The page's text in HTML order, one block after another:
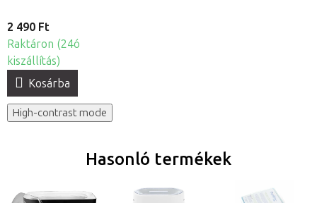
2 490 Ft
Raktáron (24ó
kiszállítás)
Kosárba
High-contrast mode
Hasonló termékek